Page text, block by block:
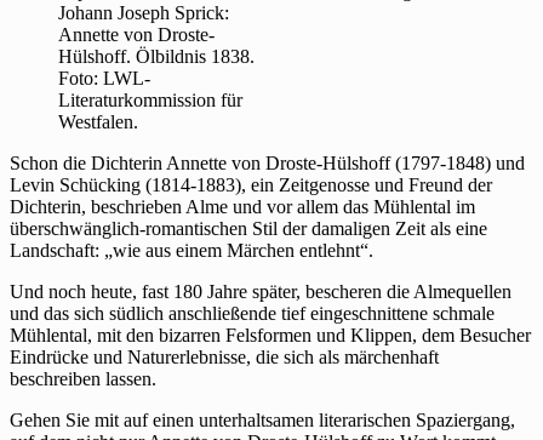
Johann Joseph Sprick:
Annette von Droste-
Hülshoff. Ölbildnis 1838.
Foto: LWL-
Literaturkommission für
Westfalen.
Schon die Dichterin Annette von Droste-Hülshoff (1797-1848) und
Levin Schücking (1814-1883), ein Zeitgenosse und Freund der
Dichterin, beschrieben Alme und vor allem das Mühlental im
überschwänglich-romantischen Stil der damaligen Zeit als eine
Landschaft: „wie aus einem Märchen entlehnt“.
Und noch heute, fast 180 Jahre später, bescheren die Almequellen
und das sich südlich anschließende tief eingeschnittene schmale
Mühlental, mit den bizarren Felsformen und Klippen, dem Besucher
Eindrücke und Naturerlebnisse, die sich als märchenhaft
beschreiben lassen.
Gehen Sie mit auf einen unterhaltsamen literarischen Spaziergang,